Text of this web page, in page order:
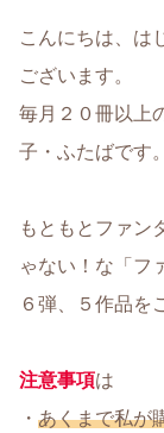
こんにちは、は
ございます。
毎月２０冊以上
子・ふたばです。
もともとファン
ゃない！な「フ
６弾、５作品を
注意事項は
・ あくまで私が